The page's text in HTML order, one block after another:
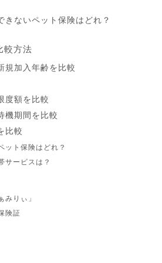
きないペット保険はどれ？
較方法
規加入年齢を比較
度額を比較
機期間を比較
比較
ット保険はどれ？
サービスは？
みりぃ」
険証